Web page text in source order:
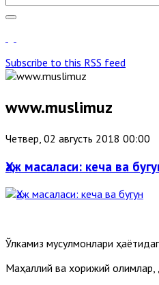
Subscribe to this RSS feed
www.muslimuz
Четвер, 02 августь 2018 00:00
Ҳаж масаласи: кеча ва
Ўлкамиз мусулмонлари
Маҳаллий ва хорижий олимлар,